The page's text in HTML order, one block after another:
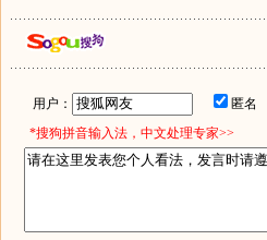
用户： 匿名
*搜狗拼音输入法，中文处理专家>>